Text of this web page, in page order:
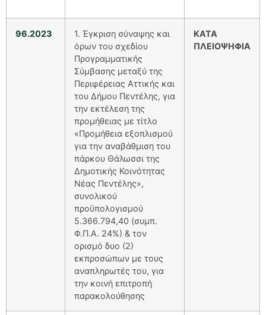
96.2023
1. Έγκριση σύναψης και
όρων του σχεδίου
Προγραμματικής
Σύμβασης μεταξύ της
Περιφέρειας Αττικής και
του Δήμου Πεντέλης, για
την εκτέλεση της
προμήθειας με τίτλο
«Προμήθεια εξοπλισμού
για την αναβάθμιση του
πάρκου Θάλωσσι της
Δημοτικής Κοινότητας
Νέας Πεντέλης»,
συνολικού
προϋπολογισμού
5.366.794,40 (συμπ.
Φ.Π.Α. 24%) & τον
ορισμό δυο (2)
εκπροσώπων με τους
αναπληρωτές του, για
την κοινή επιτροπή
παρακολούθησης
ΚΑΤΑ
ΠΛΕΙΟΨΗΦΙΑ